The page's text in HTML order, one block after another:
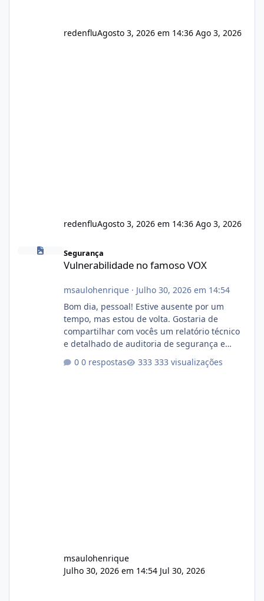
redenfluAgosto 3, 2026 em 14:36 Ago 3, 2026
redenfluAgosto 3, 2026 em 14:36 Ago 3, 2026
Vulnerabilidade no famoso VOX
Segurança
Vulnerabilidade no famoso VOX
msaulohenrique· Julho 30, 2026 em 14:54
Bom dia, pessoal! Estive ausente por um
tempo, mas estou de volta. Gostaria de
compartilhar com vocês um relatório técnico
e detalhado de auditoria de segurança e
conformidade referente ao VOXPANEL (versão
atualmente em circulação e comercialização
0 respostas 333 visualizações
msaulohenrique
Julho 30, 2026 em 14:54 Jul 30, 2026